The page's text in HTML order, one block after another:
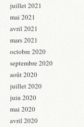
juillet 2021
mai 2021
avril 2021
mars 2021
octobre 2020
septembre 2020
août 2020
juillet 2020
juin 2020
mai 2020
avril 2020